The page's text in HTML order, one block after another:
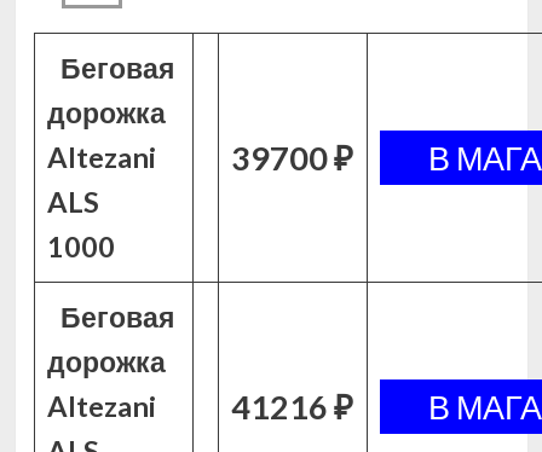
Беговая
дорожка
Altezani
ALS
1000
39700 ₽
Беговая
дорожка
Altezani
41216 ₽